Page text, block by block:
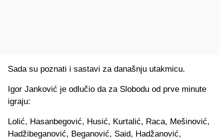
Sada su poznati i sastavi za današnju utakmicu.
Igor Janković je odlučio da za Slobodu od prve minute
igraju:
Lolić, Hasanbegović, Husić, Kurtalić, Raca, Mešinović,
Hadžibeganović, Beganović, Said, Hadžanović,